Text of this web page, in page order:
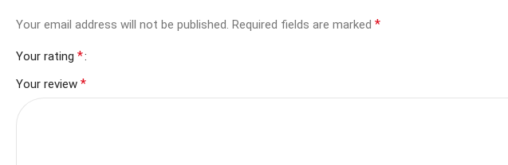
Your email address will not be published. Required fields are marked *
Your rating *
Your review *